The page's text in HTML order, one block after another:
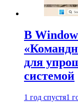
В
для
системой
1 год спустя1